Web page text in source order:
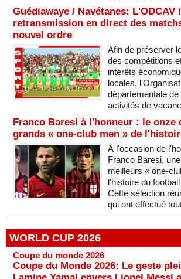
Guédiawaye / Navétanes:
retransmission en direct des
nouvel ordre
Afin de préserver
des compétitions
intérêts
locales,
départementale
activités de
Franco Baresi à l'honneur : le onze
grands « one-club men » de
À l'occasion de
Franco Baresi,
meilleurs « one-
l'histoire du
Cette sélection
qui ont effectué
WORLD CUP 2026
Coupe du monde 2026
Coupe du Monde 2026: Le geste